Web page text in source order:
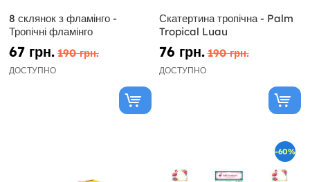
8 склянок з фламінго -
Тропічні фламінго
67 грн. 190 грн.
ДОСТУПНО
Скатертина тропічна - Palm
Tropical Luau
76 грн. 190 грн.
ДОСТУПНО
-60%